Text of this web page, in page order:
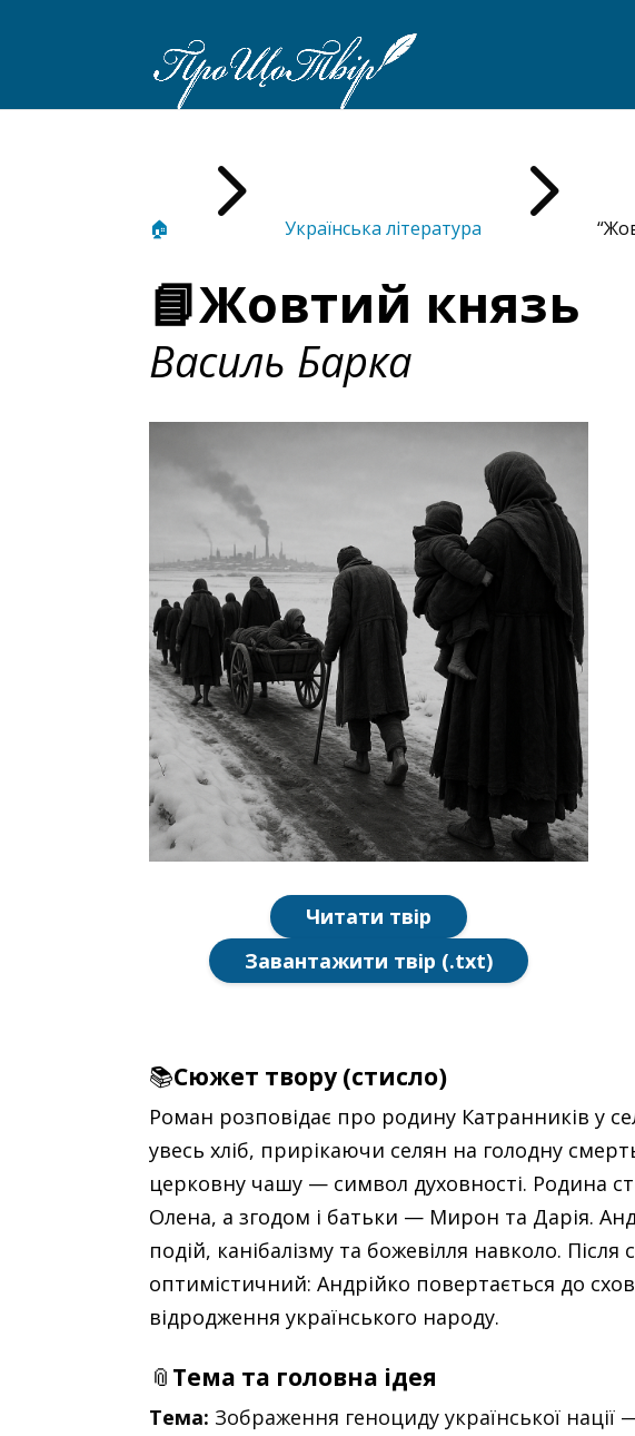
🏠 5 Українська література 5
📘Жовтий князь
Василь Барка
Читати твір
Завантажити твір (.txt)
📚Сюжет твору (стисло)
Роман розповідає про родину Катранників у
увесь хліб, прирікаючи селян на голодну
церковну чашу — символ духовності. Родина
Олена, а згодом і батьки — Мирон та Дарія.
подій, канібалізму та божевілля навколо.
оптимістичний: Андрійко повертається до
відродження українського народу.
📎 Тема та головна ідея
Тема: Зображення геноциду української